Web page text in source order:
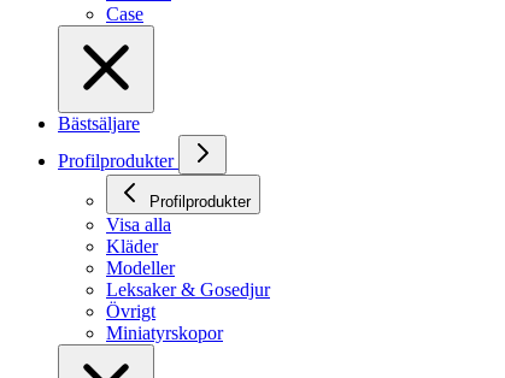
Case
Bästsäljare
Profilprodukter
Profilprodukter
Visa alla
Kläder
Modeller
Leksaker & Gosedjur
Övrigt
Miniatyrskopor